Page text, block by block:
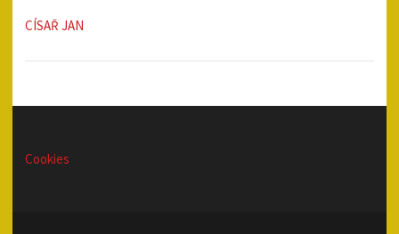
CÍSAŘ JAN
Cookies